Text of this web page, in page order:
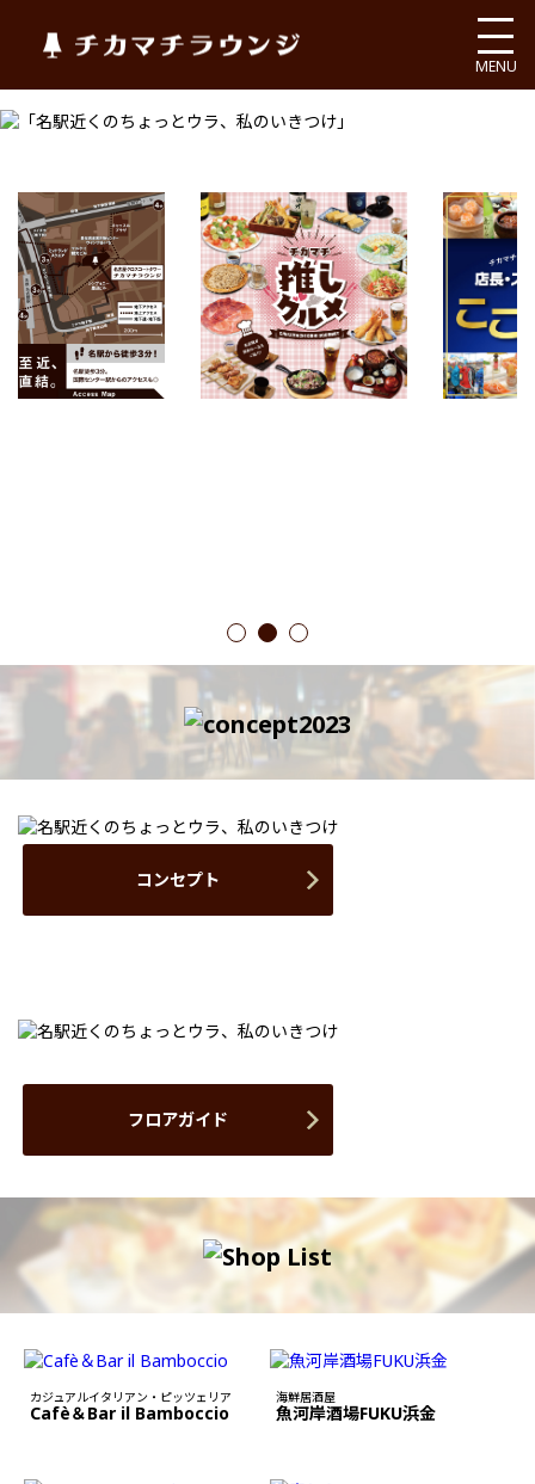
チカマチラウンジ
MENU
1 2 3
コンセプト
フロアガイド
カジュアルイタリアン・ピッツェリア
Cafè＆Bar il Bamboccio
海鮮居酒屋
魚河岸酒場FUKU浜金